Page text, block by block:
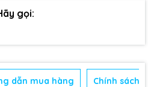
gọi:
dẫn mua hàng Chính sách